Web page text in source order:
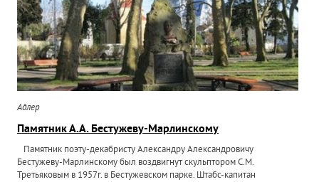
Адлер
Памятник А.А. Бестужеву-Марлинскому
Памятник поэту-декабристу Александру Александровичу
Бестужеву-Марлинскому был воздвигнут скульптором С.М.
Третьяковым в 1957г. в Бестужевском парке. Штабс-капитан